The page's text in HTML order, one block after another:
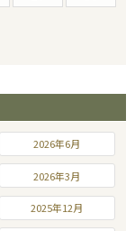
2026年6月
2026年3月
2025年12月